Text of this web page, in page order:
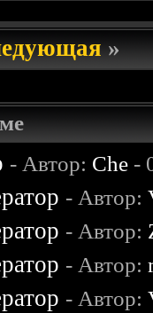
»
- Автор: Che -
- Автор:
- Автор:
- Автор:
- Автор: